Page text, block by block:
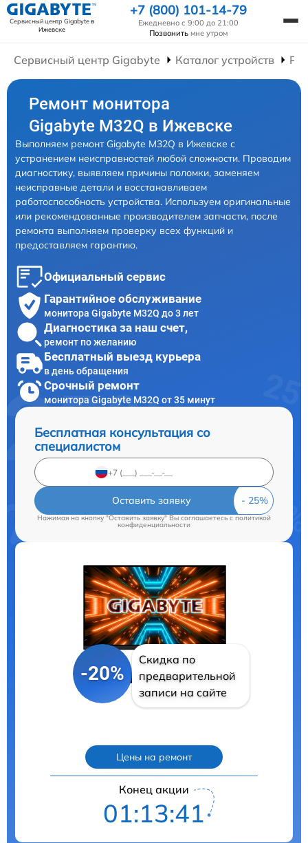
Сервисный центр Gigabyteв
Ижевске
+7 (800) 101-14-79
Ежедневно с 9:00 до 21:00
Позвонить мне утром
Сервисный центр Gigabyte Каталог устройств
Ремонт монитора
Gigabyte M32Q в Ижевске
Выполняем ремонт Gigabyte M32Q в Ижевске с
устранением неисправностей любой сложности. Проводим
диагностику, выявляем причины поломки, заменяем
неисправные детали и восстанавливаем
работоспособность устройства. Используем оригинальные
или рекомендованные производителем запчасти, после
ремонта выполняем проверку всех функций и
предоставляем гарантию.
Официальный сервис
Гарантийное обслуживание
монитора Gigabyte M32Q до 3 лет
Диагностика за наш счет,
ремонт по желанию
Бесплатный выезд курьера
в день обращения
Срочный ремонт
монитора Gigabyte M32Q от 35 минут
Бесплатная консультация со
специалистом
Оставить заявку
Нажимая на кнопку "Оставить заявку" Вы соглашаетесь cполитикой
конфиденциальности
-20%
Скидка по
предварительной
записи на сайте
Цены на ремонт
Конец акции
01:13:39